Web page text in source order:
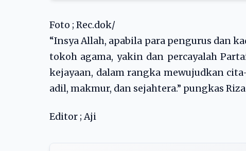
Foto ; Rec.dok/
“Insya Allah, apabila para pengurus dan
tokoh agama, yakin dan percayalah
kejayaan, dalam rangka mewujudkan
adil, makmur, dan sejahtera.” pungkas
Editor ; Aji